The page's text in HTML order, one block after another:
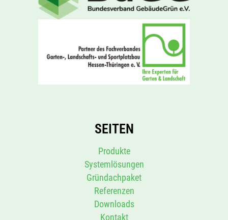
SEITEN
Produkte
Systemlösungen
Gründachpaket
Referenzen
Downloads
Kontakt